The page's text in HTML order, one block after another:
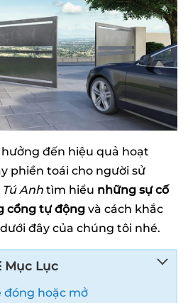
đến hiệu quả hoạt
phiền toái cho người sử
Anh tìm hiểu những sự cố
cổng tự động và cách khắc
đây của chúng tôi nhé.
Mục Lục
đóng hoặc mở